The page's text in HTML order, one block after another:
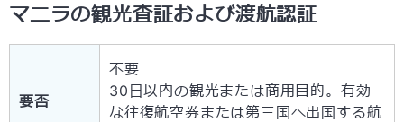
マニラの観光査証および渡航認証
要否
不要
30日以内の観光または商用目的。有効
な往復航空券または第三国へ出国する航